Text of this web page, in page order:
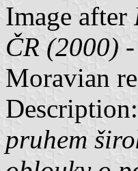
Image after
ČR (2000)
Moravian
Description:
pruhem